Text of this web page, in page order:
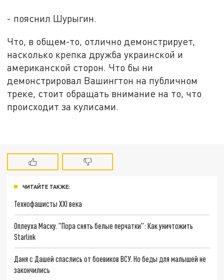
- пояснил Шурыгин.
Что, в общем-то, отлично демонстрирует,
насколько крепка дружба украинской и
американской сторон. Что бы ни
демонстрировал Вашингтон на публичном
треке, стоит обращать внимание на то, что
происходит за кулисами.
ЧИТАЙТЕ ТАКЖЕ:
Технофашисты XXI века
Оплеуха Маску. "Пора снять белые перчатки": Как уничтожить
Starlink
Даня с Дашей спаслись от боевиков ВСУ. Но беды для малышей не
закончились